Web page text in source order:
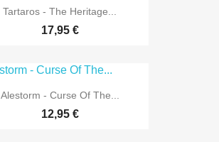
Tartaros - The Heritage...
17,95 €
Alestorm - Curse Of The...
12,95 €